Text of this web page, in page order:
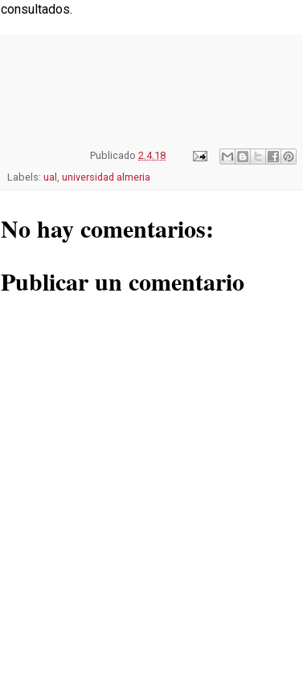
consultados.
Publicado 2.4.18
Labels: ual universidad almeria
No hay comentarios:
Publicar un comentario